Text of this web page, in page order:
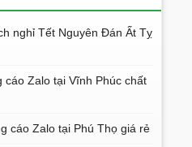
nghỉ Tết Nguyên Đán Ất Tỵ
cáo Zalo tại Vĩnh Phúc chất
cáo Zalo tại Phú Thọ giá rẻ